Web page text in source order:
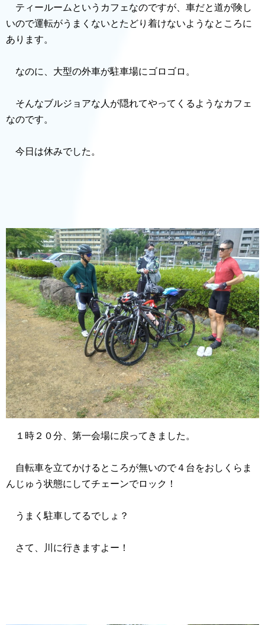
ティールームというカフェなのですが、車だと道が険し
いので運転がうまくないとたどり着けないようなところに
あります。
なのに、大型の外車が駐車場にゴロゴロ。
そんなブルジョアな人が隠れてやってくるようなカフェ
なのです。
今日は休みでした。
１時２０分、第一会場に戻ってきました。
自転車を立てかけるところが無いので４台をおしくらま
んじゅう状態にしてチェーンでロック！
うまく駐車してるでしょ？
さて、川に行きますよー！